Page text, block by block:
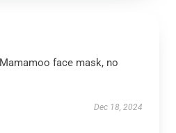
face mask, no
Dec 18, 2024